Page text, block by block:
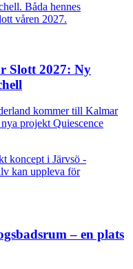
Slott 2027: Ny
kommer till Kalmar
projekt Quiescence
– en plats